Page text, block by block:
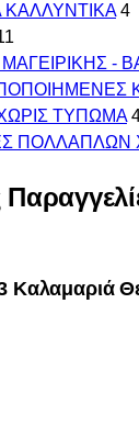
ΚΑΛΛΥΝΤΙΚΑ 4
-
ΤΥΠΩΜΑ
ΠΟΛΛΑΠΛΩΝ
Καλαμαριά